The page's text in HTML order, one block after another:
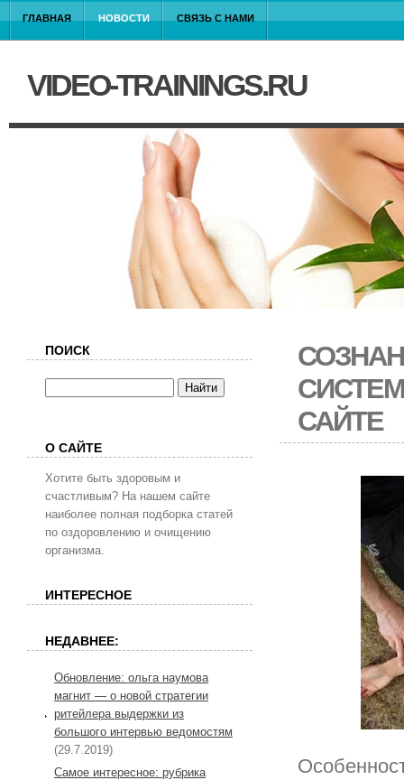
ГЛАВНАЯ НОВОСТИ СВЯЗЬ С НАМИ
VIDEO-TRAININGS.RU
САЙТЕ
ПОИСК
О САЙТЕ
Хотите быть здоровым и
счастливым? На нашем сайте
наиболее полная подборка статей
по оздоровлению и очищению
организма.
ИНТЕРЕСНОЕ
НЕДАВНЕЕ:
Обновление: ольга наумова
магнит — о новой стратегии
ритейлера выдержки из
большого интервью ведомостям
(29.7.2019)
Самое интересное: рубрика